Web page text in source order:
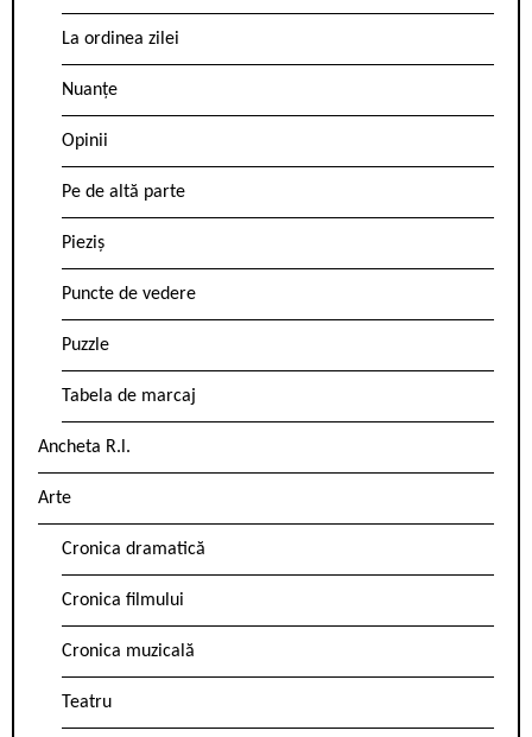
La ordinea zilei
Nuanțe
Opinii
Pe de altă parte
Pieziș
Puncte de vedere
Puzzle
Tabela de marcaj
Ancheta R.l.
Arte
Cronica dramatică
Cronica filmului
Cronica muzicală
Teatru